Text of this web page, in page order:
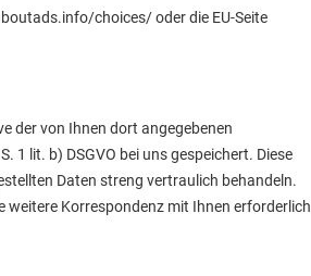
choices/ oder die EU-Seite
der von Ihnen dort angegebenen
1 lit. b) DSGVO bei uns gespeichert. Diese
Daten streng vertraulich behandeln.
weitere Korrespondenz mit Ihnen erforderlich